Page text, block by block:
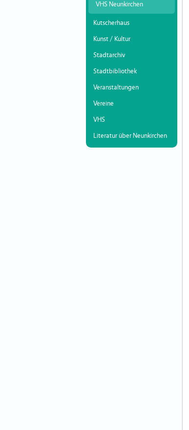
VHS Neunkirchen
Kutscherhaus
Kunst / Kultur
Stadtarchiv
Stadtbibliothek
Veranstaltungen
Vereine
VHS
Literatur über Neunkirchen